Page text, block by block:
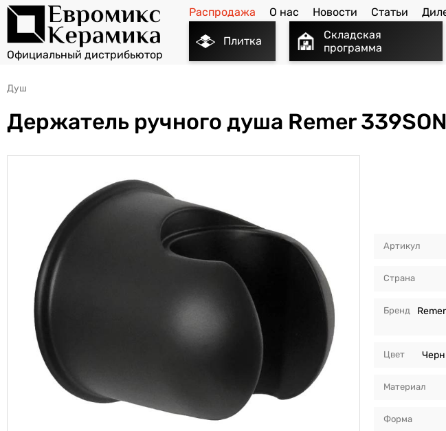
Распродажа О нас Новости Статьи
Плитка
Складская
программа
Душ
Держатель ручного душа Remer
Артикул
Страна
Бренд
Цвет
Материал
Форма